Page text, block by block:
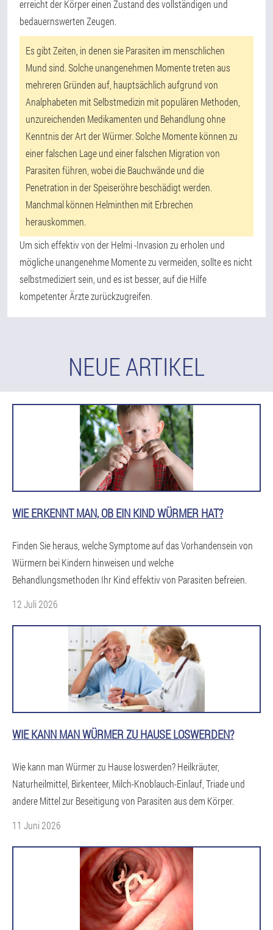
erreicht der Körper einen Zustand des vollständigen und
bedauernswerten Zeugen.
Es gibt Zeiten, in denen sie Parasiten im menschlichen
Mund sind. Solche unangenehmen Momente treten aus
mehreren Gründen auf, hauptsächlich aufgrund von
Analphabeten mit Selbstmedizin mit populären Methoden,
unzureichenden Medikamenten und Behandlung ohne
Kenntnis der Art der Würmer. Solche Momente können zu
einer falschen Lage und einer falschen Migration von
Parasiten führen, wobei die Bauchwände und die
Penetration in der Speiseröhre beschädigt werden.
Manchmal können Helminthen mit Erbrechen
herauskommen.
Um sich effektiv von der Helmi -Invasion zu erholen und
mögliche unangenehme Momente zu vermeiden, sollte es nicht
selbstmediziert sein, und es ist besser, auf die Hilfe
kompetenter Ärzte zurückzugreifen.
NEUE ARTIKEL
WIE ERKENNT MAN, OB EIN KIND WÜRMER HAT?
Finden Sie heraus, welche Symptome auf das Vorhandensein von
Würmern bei Kindern hinweisen und welche
Behandlungsmethoden Ihr Kind effektiv von Parasiten befreien.
12 Juli 2026
WIE KANN MAN WÜRMER ZU HAUSE LOSWERDEN?
Wie kann man Würmer zu Hause loswerden? Heilkräuter,
Naturheilmittel, Birkenteer, Milch-Knoblauch-Einlauf, Triade und
andere Mittel zur Beseitigung von Parasiten aus dem Körper.
11 Juni 2026